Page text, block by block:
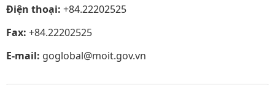
Điện thoại: +84.22202525
Fax: +84.22202525
E-mail: goglobal@moit.gov.vn